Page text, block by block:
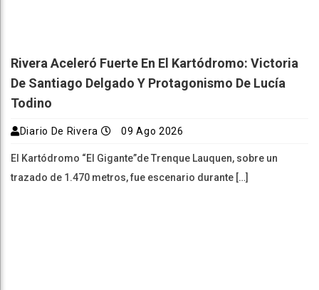
Rivera Aceleró Fuerte En El Kartódromo: Victoria
De Santiago Delgado Y Protagonismo De Lucía
Todino
Diario De Rivera 09 Ago 2026
El Kartódromo “El Gigante”de Trenque Lauquen, sobre un
trazado de 1.470 metros, fue escenario durante […]